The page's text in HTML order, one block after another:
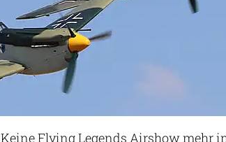
Keine Flying Legends Airshow mehr